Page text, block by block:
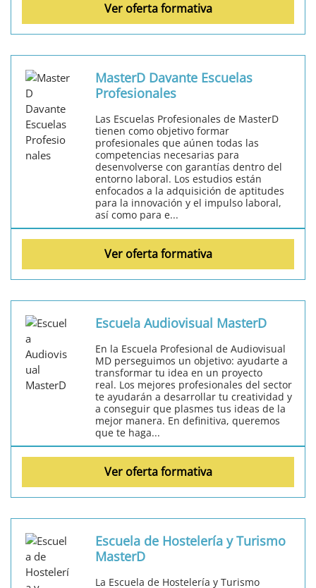
Ver oferta formativa
MasterD Davante Escuelas
Profesionales
Las Escuelas Profesionales de MasterD
tienen como objetivo formar
profesionales que aúnen todas las
competencias necesarias para
desenvolverse con garantías dentro del
entorno laboral. Los estudios están
enfocados a la adquisición de aptitudes
para la innovación y el impulso laboral,
así como para e...
Ver oferta formativa
Escuela Audiovisual MasterD
En la Escuela Profesional de Audiovisual
MD perseguimos un objetivo: ayudarte a
transformar tu idea en un proyecto
real. Los mejores profesionales del sector
te ayudarán a desarrollar tu creatividad y
a conseguir que plasmes tus ideas de la
mejor manera. En definitiva, queremos
que te haga...
Ver oferta formativa
Escuela de Hostelería y Turismo
MasterD
La Escuela de Hostelería y Turismo